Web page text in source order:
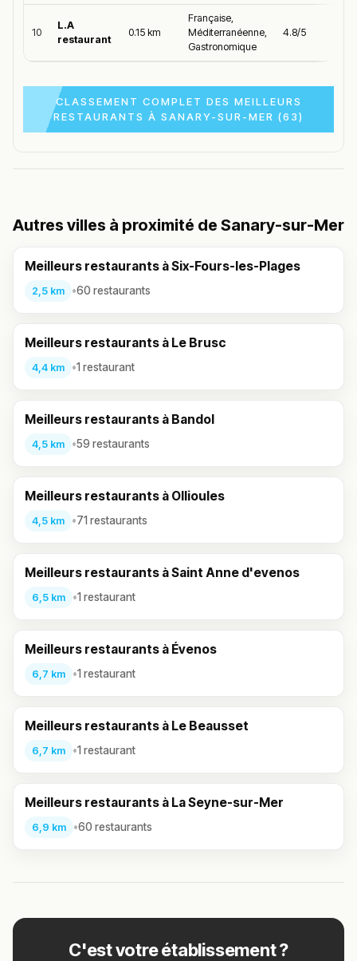
10
L.A
restaurant
0.15 km
Française,
Méditerranéenne,
Gastronomique
4.8/5
CLASSEMENT COMPLET DES MEILLEURS
RESTAURANTS À SANARY-SUR-MER (63)
Autres villes à proximité de Sanary-sur-Mer
Meilleurs restaurants à Six-Fours-les-Plages
2,5 km •60 restaurants
Meilleurs restaurants à Le Brusc
4,4 km •1 restaurant
Meilleurs restaurants à Bandol
4,5 km •59 restaurants
Meilleurs restaurants à Ollioules
4,5 km •71 restaurants
Meilleurs restaurants à Saint Anne d'evenos
6,5 km •1 restaurant
Meilleurs restaurants à Évenos
6,7 km •1 restaurant
Meilleurs restaurants à Le Beausset
6,7 km •1 restaurant
Meilleurs restaurants à La Seyne-sur-Mer
6,9 km •60 restaurants
C'est votre établissement ?